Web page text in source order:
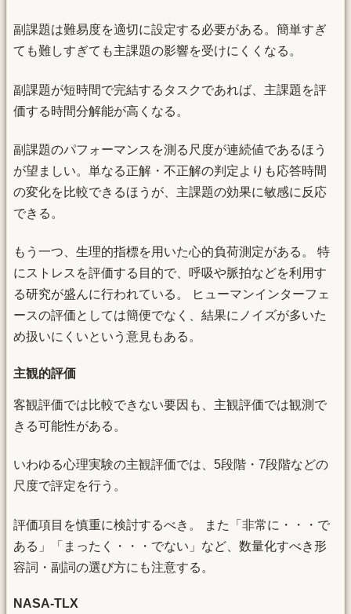
副課題は難易度を適切に設定する必要がある。簡単すぎ
ても難しすぎても主課題の影響を受けにくくなる。
副課題が短時間で完結するタスクであれば、主課題を評
価する時間分解能が高くなる。
副課題のパフォーマンスを測る尺度が連続値であるほう
が望ましい。単なる正解・不正解の判定よりも応答時間
の変化を比較できるほうが、主課題の効果に敏感に反応
できる。
もう一つ、生理的指標を用いた心的負荷測定がある。 特
にストレスを評価する目的で、呼吸や脈拍などを利用す
る研究が盛んに行われている。 ヒューマンインターフェ
ースの評価としては簡便でなく、結果にノイズが多いた
め扱いにくいという意見もある。
主観的評価
客観評価では比較できない要因も、主観評価では観測で
きる可能性がある。
いわゆる心理実験の主観評価では、5段階・7段階などの
尺度で評定を行う。
評価項目を慎重に検討するべき。 また「非常に・・・で
ある」「まったく・・・でない」など、数量化すべき形
容詞・副詞の選び方にも注意する。
NASA-TLX